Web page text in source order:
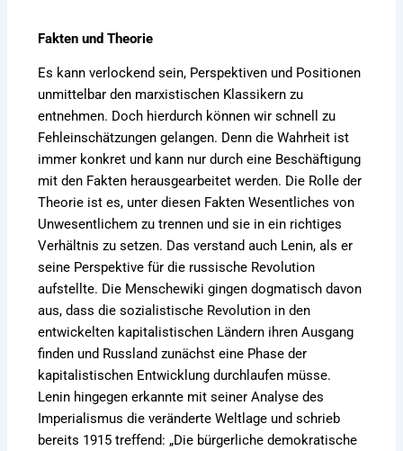
Fakten und Theorie
Es kann verlockend sein, Perspektiven und Positionen
unmittelbar den marxistischen Klassikern zu
entnehmen. Doch hierdurch können wir schnell zu
Fehleinschätzungen gelangen. Denn die Wahrheit ist
immer konkret und kann nur durch eine Beschäftigung
mit den Fakten herausgearbeitet werden. Die Rolle der
Theorie ist es, unter diesen Fakten Wesentliches von
Unwesentlichem zu trennen und sie in ein richtiges
Verhältnis zu setzen. Das verstand auch Lenin, als er
seine Perspektive für die russische Revolution
aufstellte. Die Menschewiki gingen dogmatisch davon
aus, dass die sozialistische Revolution in den
entwickelten kapitalistischen Ländern ihren Ausgang
finden und Russland zunächst eine Phase der
kapitalistischen Entwicklung durchlaufen müsse.
Lenin hingegen erkannte mit seiner Analyse des
Imperialismus die veränderte Weltlage und schrieb
bereits 1915 treffend: „Die bürgerliche demokratische